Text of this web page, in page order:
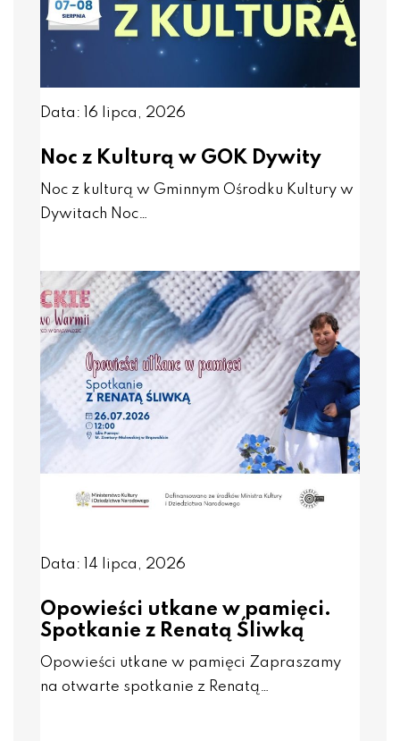
Data: 16 lipca, 2026
Noc z Kulturą w GOK Dywity
Noc z kulturą w Gminnym Ośrodku Kultury w
Dywitach Noc…
Data: 14 lipca, 2026
Opowieści utkane w pamięci.
Spotkanie z Renatą Śliwką
Opowieści utkane w pamięci Zapraszamy
na otwarte spotkanie z Renatą…